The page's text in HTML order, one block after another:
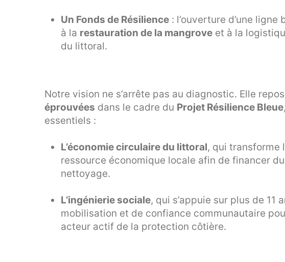
Un Fonds de Résilience : l’ouverture d’une
à la restauration de la mangrove et à la
du littoral.
Notre vision ne s’arrête pas au diagnostic. Elle
éprouvées dans le cadre du Projet Résilience Bleue
essentiels :
L’économie circulaire du littoral, qui transforme
ressource économique locale afin de financer
nettoyage.
L’ingénierie sociale, qui s’appuie sur plus de 11
mobilisation et de confiance communautaire
acteur actif de la protection côtière.